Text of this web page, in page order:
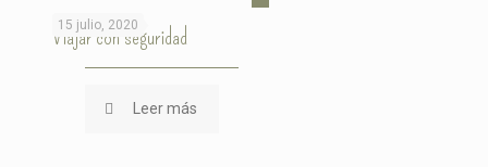
15 julio, 2020
Viajar con seguridad
Leer más